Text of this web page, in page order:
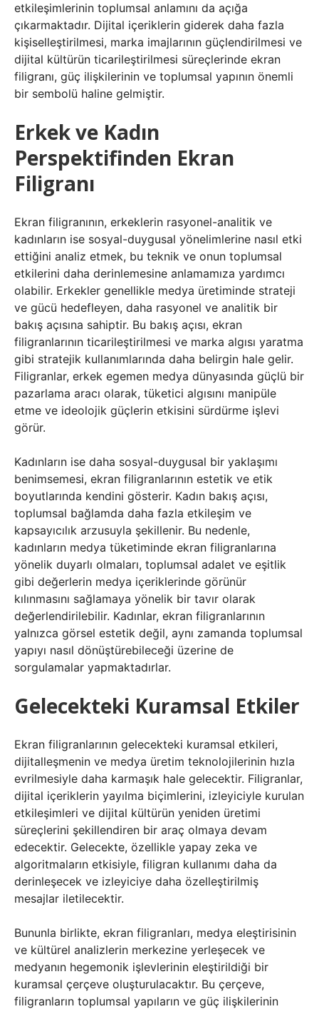
etkileşimlerinin toplumsal anlamını da açığa
çıkarmaktadır. Dijital içeriklerin giderek daha fazla
kişiselleştirilmesi, marka imajlarının güçlendirilmesi ve
dijital kültürün ticarileştirilmesi süreçlerinde ekran
filigranı, güç ilişkilerinin ve toplumsal yapının önemli
bir sembolü haline gelmiştir.
Erkek ve Kadın
Perspektifinden Ekran
Filigranı
Ekran filigranının, erkeklerin rasyonel-analitik ve
kadınların ise sosyal-duygusal yönelimlerine nasıl etki
ettiğini analiz etmek, bu teknik ve onun toplumsal
etkilerini daha derinlemesine anlamamıza yardımcı
olabilir. Erkekler genellikle medya üretiminde strateji
ve gücü hedefleyen, daha rasyonel ve analitik bir
bakış açısına sahiptir. Bu bakış açısı, ekran
filigranlarının ticarileştirilmesi ve marka algısı yaratma
gibi stratejik kullanımlarında daha belirgin hale gelir.
Filigranlar, erkek egemen medya dünyasında güçlü bir
pazarlama aracı olarak, tüketici algısını manipüle
etme ve ideolojik güçlerin etkisini sürdürme işlevi
görür.
Kadınların ise daha sosyal-duygusal bir yaklaşımı
benimsemesi, ekran filigranlarının estetik ve etik
boyutlarında kendini gösterir. Kadın bakış açısı,
toplumsal bağlamda daha fazla etkileşim ve
kapsayıcılık arzusuyla şekillenir. Bu nedenle,
kadınların medya tüketiminde ekran filigranlarına
yönelik duyarlı olmaları, toplumsal adalet ve eşitlik
gibi değerlerin medya içeriklerinde görünür
kılınmasını sağlamaya yönelik bir tavır olarak
değerlendirilebilir. Kadınlar, ekran filigranlarının
yalnızca görsel estetik değil, aynı zamanda toplumsal
yapıyı nasıl dönüştürebileceği üzerine de
sorgulamalar yapmaktadırlar.
Gelecekteki Kuramsal Etkiler
Ekran filigranlarının gelecekteki kuramsal etkileri,
dijitalleşmenin ve medya üretim teknolojilerinin hızla
evrilmesiyle daha karmaşık hale gelecektir. Filigranlar,
dijital içeriklerin yayılma biçimlerini, izleyiciyle kurulan
etkileşimleri ve dijital kültürün yeniden üretimi
süreçlerini şekillendiren bir araç olmaya devam
edecektir. Gelecekte, özellikle yapay zeka ve
algoritmaların etkisiyle, filigran kullanımı daha da
derinleşecek ve izleyiciye daha özelleştirilmiş
mesajlar iletilecektir.
Bununla birlikte, ekran filigranları, medya eleştirisinin
ve kültürel analizlerin merkezine yerleşecek ve
medyanın hegemonik işlevlerinin eleştirildiği bir
kuramsal çerçeve oluşturulacaktır. Bu çerçeve,
filigranların toplumsal yapıların ve güç ilişkilerinin